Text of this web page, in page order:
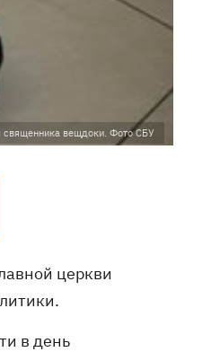
священника вещдоки. Фото СБУ
церкви
в день